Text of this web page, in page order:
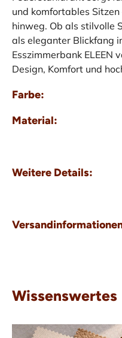
und komfortables
hinweg. Ob als stilvolle
als eleganter Blickfang
Esszimmerbank ELEEN
Design, Komfort und
Farbe:
Material:
Weitere Details:
Wissenswertes